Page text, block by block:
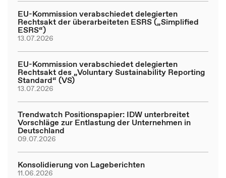
EU-Kommission verabschiedet delegierten
Rechtsakt der überarbeiteten ESRS („Simplified
ESRS“)
13.07.2026
EU-Kommission verabschiedet delegierten
Rechtsakt des „Voluntary Sustainability Reporting
Standard“ (VS)
13.07.2026
Trendwatch Positionspapier: IDW unterbreitet
Vorschläge zur Entlastung der Unternehmen in
Deutschland
09.07.2026
Konsolidierung von Lageberichten
11.06.2026